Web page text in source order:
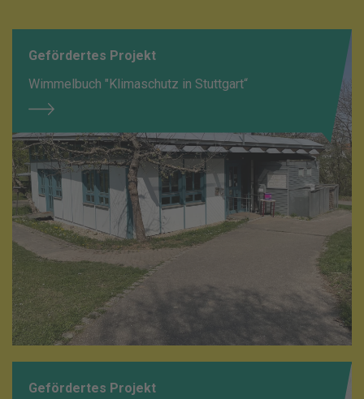
Gefördertes Projekt
Wimmelbuch "Klimaschutz in Stuttgart“
Gefördertes Projekt